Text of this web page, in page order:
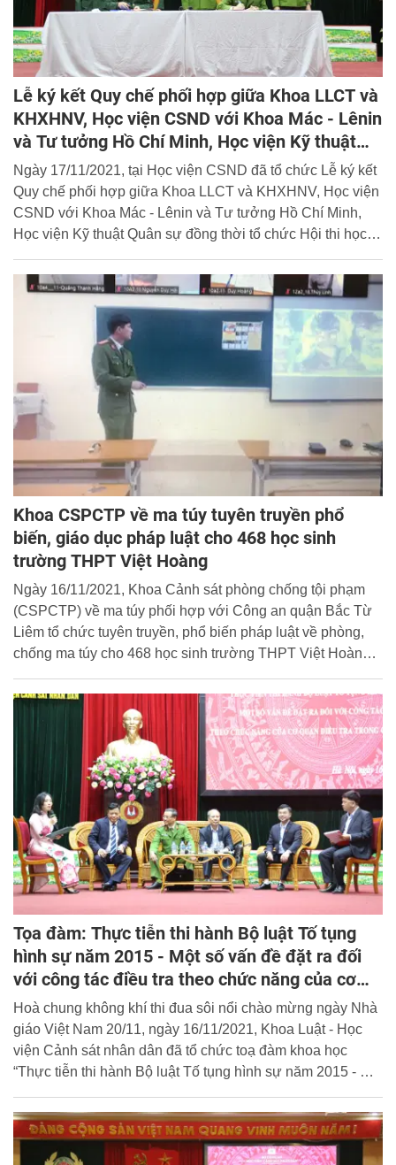
Lễ ký kết Quy chế phối hợp giữa Khoa LLCT và
KHXHNV, Học viện CSND với Khoa Mác - Lênin
và Tư tưởng Hồ Chí Minh, Học viện Kỹ thuật
Quân sự
Ngày 17/11/2021, tại Học viện CSND đã tổ chức Lễ ký kết
Quy chế phối hợp giữa Khoa LLCT và KHXHNV, Học viện
CSND với Khoa Mác - Lênin và Tư tưởng Hồ Chí Minh,
Học viện Kỹ thuật Quân sự đồng thời tổ chức Hội thi học
Khoa CSPCTP về ma túy tuyên truyền phổ
biến, giáo dục pháp luật cho 468 học sinh
trường THPT Việt Hoàng
Ngày 16/11/2021, Khoa Cảnh sát phòng chống tội phạm
(CSPCTP) về ma túy phối hợp với Công an quận Bắc Từ
Liêm tổ chức tuyên truyền, phổ biến pháp luật về phòng,
chống ma túy cho 468 học sinh trường THPT Việt Hoàng,
Tọa đàm: Thực tiễn thi hành Bộ luật Tố tụng
hình sự năm 2015 - Một số vấn đề đặt ra đối
với công tác điều tra theo chức năng của cơ
quan điều tra trong Công an nhân dân
Hoà chung không khí thi đua sôi nổi chào mừng ngày Nhà
giáo Việt Nam 20/11, ngày 16/11/2021, Khoa Luật - Học
viện Cảnh sát nhân dân đã tổ chức toạ đàm khoa học
“Thực tiễn thi hành Bộ luật Tố tụng hình sự năm 2015 - Một
của cơ quan điều tra trong Công an nhân dân”.